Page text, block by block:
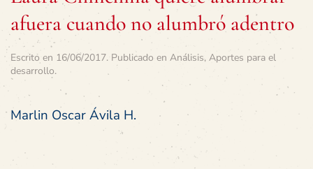
afuera cuando no alumbró adentro
Escrito en 16/06/2017. Publicado en Análisis, Aportes para el
desarrollo.
Marlin Oscar Ávila H.